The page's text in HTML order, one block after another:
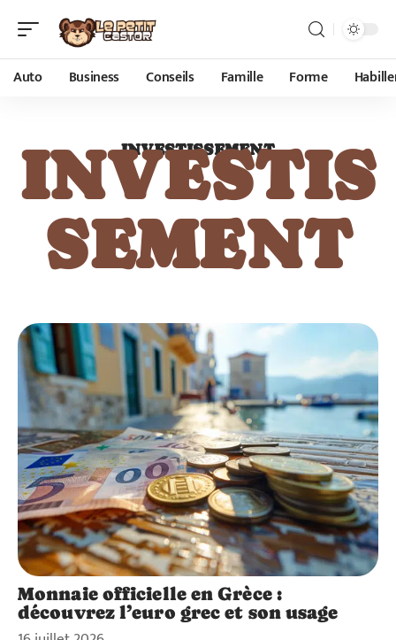
Auto Business Conseils Famille Forme
INVESTISSEMENT
INVESTIS
SEMENT
Monnaie officielle en Grèce :
découvrez l’euro grec et son usage